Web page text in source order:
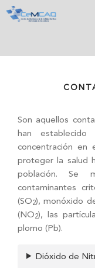
Son aquellos
han
concentración en
proteger la salud
población. Se
contaminantes
(SO2), monóxido
(NO2), las
plomo (Pb).
Dióxido de